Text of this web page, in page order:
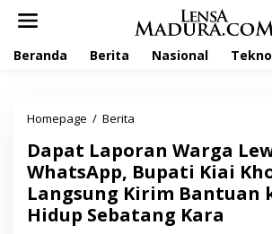
Beranda Berita Nasional
Homepage / Berita
p
a
t
L
a
Dapat Laporan Warga
WhatsApp, Bupati Kiai
Langsung Kirim Bantuan
Hidup Sebatang Kara